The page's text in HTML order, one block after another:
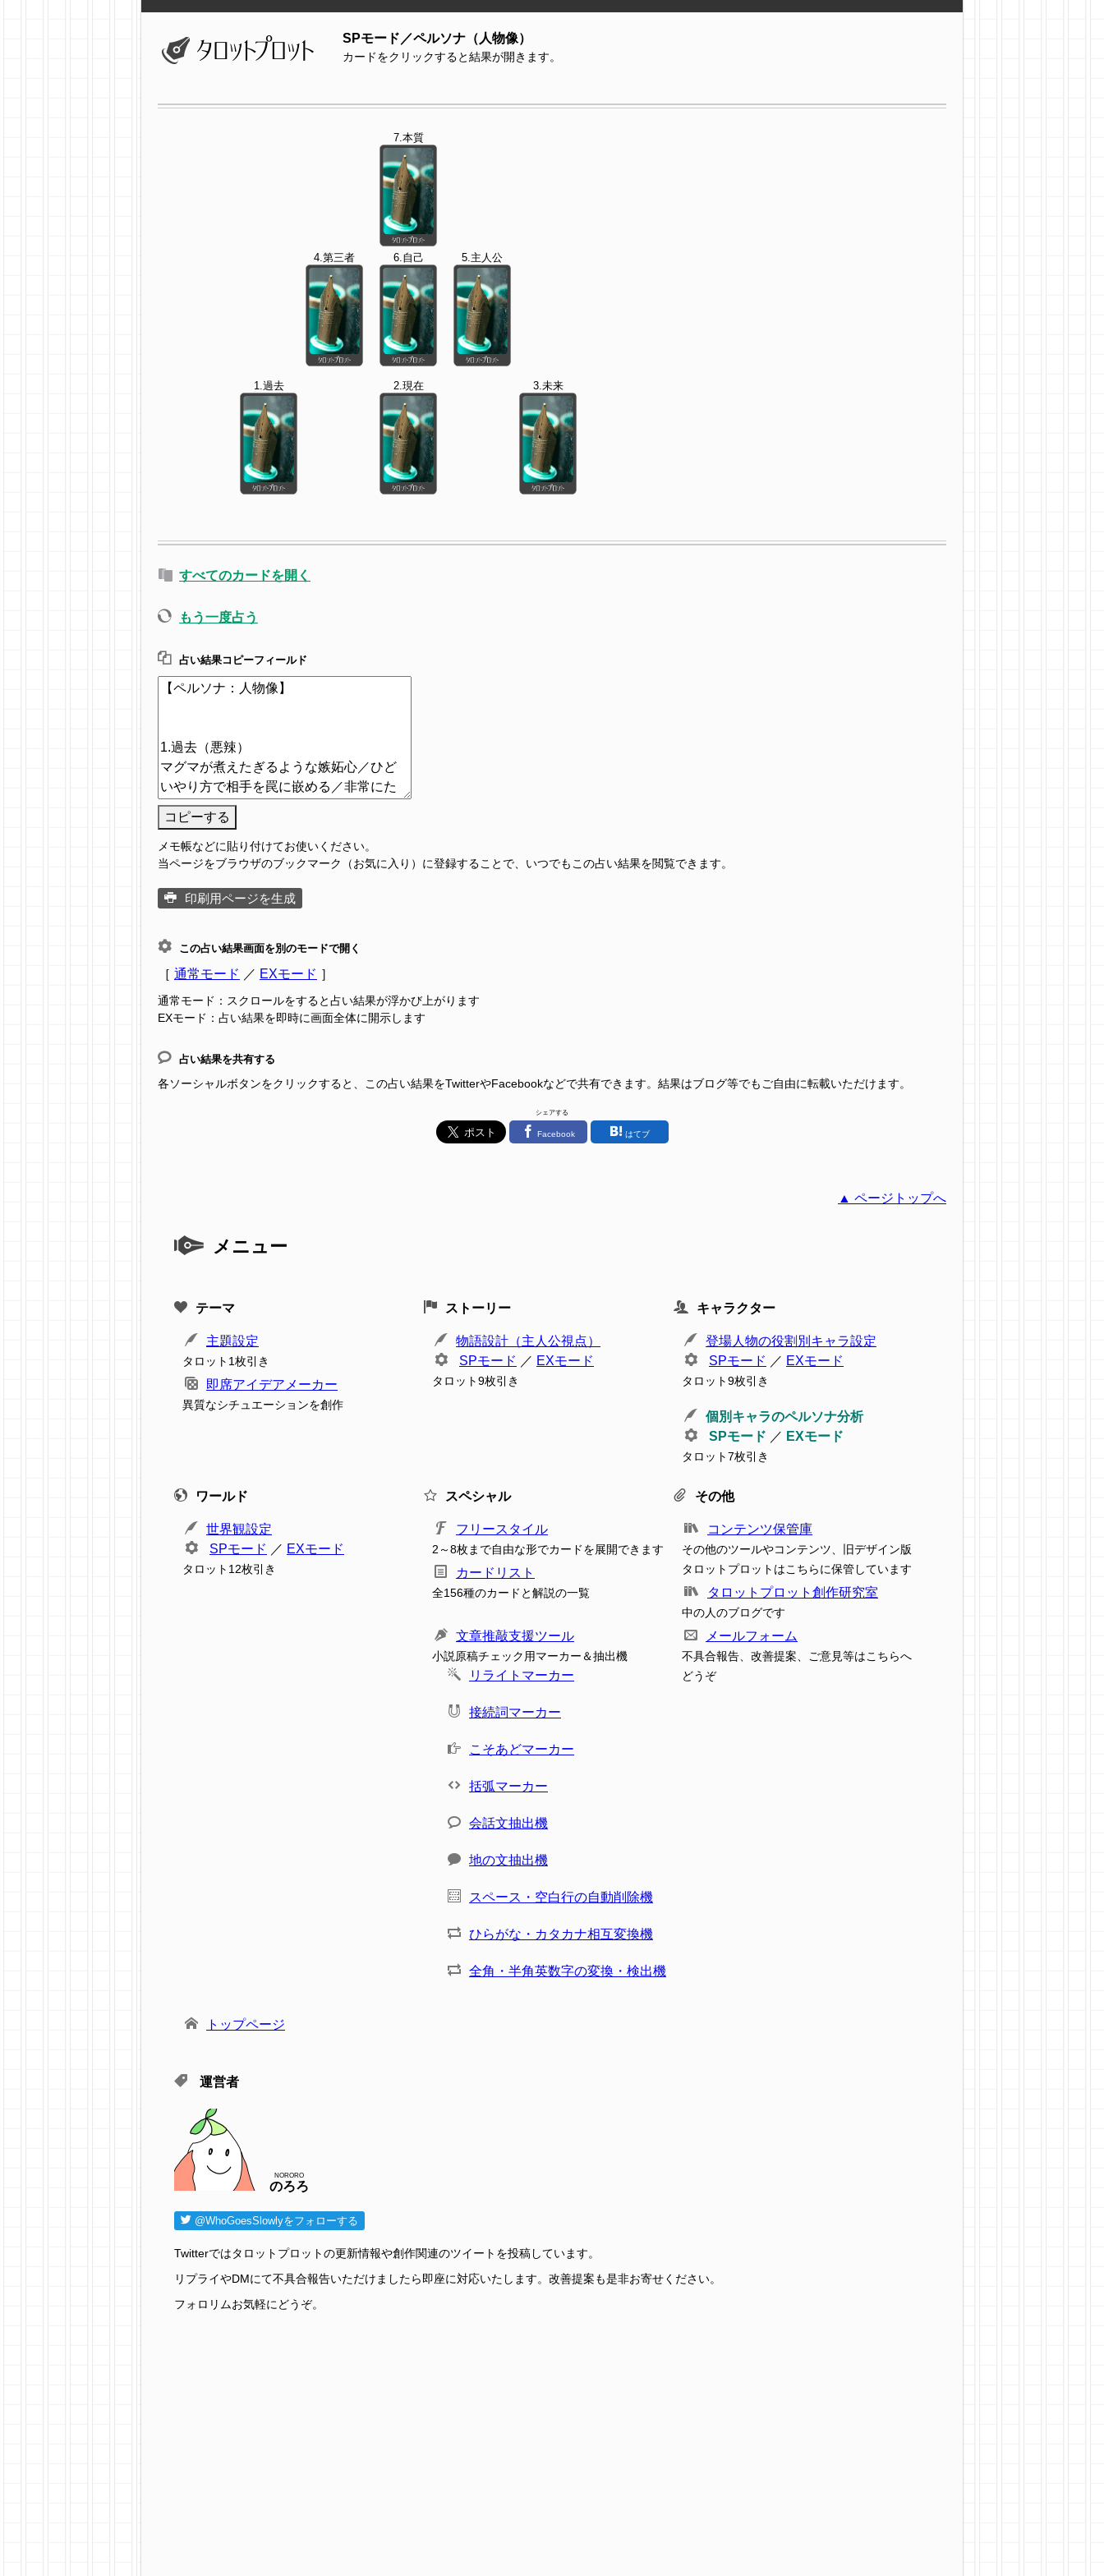
SPモード／ペルソナ（人物像）
カードをクリックすると結果が開きます。
7.本質
4.第三者 6.自己 5.主人公
1.過去 2.現在 3.未来
すべてのカードを開く
もう一度占う
占い結果コピーフィールド
コピーする
メモ帳などに貼り付けてお使いください。
当ページをブラウザのブックマーク（お気に入り）に登録することで、いつでもこの占い結果を閲覧できます。
印刷用ページを生成
この占い結果画面を別のモードで開く
［ 通常モード ／ EXモード ］
通常モード：スクロールをすると占い結果が浮かび上がります
EXモード：占い結果を即時に画面全体に開示します
占い結果を共有する
各ソーシャルボタンをクリックすると、この占い結果をTwitterやFacebookなどで共有できます。結果はブログ等でもご自由に転載いただけます。
シェアする
Facebook はてブ
▲ ページトップへ
メニュー
テーマ
主題設定
タロット1枚引き
即席アイデアメーカー
異質なシチュエーションを創作
ストーリー
物語設計（主人公視点）
SPモード ／ EXモード
タロット9枚引き
キャラクター
登場人物の役割別キャラ設定
SPモード ／ EXモード
タロット9枚引き
個別キャラのペルソナ分析
SPモード ／ EXモード
タロット7枚引き
ワールド
世界観設定
SPモード ／ EXモード
タロット12枚引き
スペシャル
フリースタイル
2～8枚まで自由な形でカードを展開できます
カードリスト
全156種のカードと解説の一覧
文章推敲支援ツール
小説原稿チェック用マーカー＆抽出機
リライトマーカー
接続詞マーカー
こそあどマーカー
括弧マーカー
会話文抽出機
地の文抽出機
スペース・空白行の自動削除機
ひらがな・カタカナ相互変換機
全角・半角英数字の変換・検出機
その他
コンテンツ保管庫
その他のツールやコンテンツ、旧デザイン版
タロットプロットはこちらに保管しています
タロットプロット創作研究室
中の人のブログです
メールフォーム
不具合報告、改善提案、ご意見等はこちらへ
どうぞ
トップページ
運営者
のろろ
NORORO
@WhoGoesSlowlyをフォローする
Twitterではタロットプロットの更新情報や創作関連のツイートを投稿しています。
リプライやDMにて不具合報告いただけましたら即座に対応いたします。改善提案も是非お寄せください。
フォロリムお気軽にどうぞ。